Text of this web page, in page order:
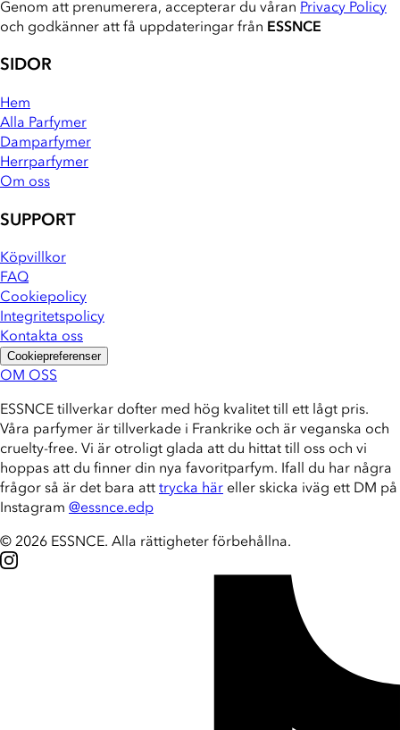
Genom att prenumerera, accepterar du våran Privacy Policy
och godkänner att få uppdateringar från ESSNCE
SIDOR
Hem
Alla Parfymer
Damparfymer
Herrparfymer
Om oss
SUPPORT
Köpvillkor
FAQ
Cookiepolicy
Integritetspolicy
Kontakta oss
Cookiepreferenser
OM OSS
ESSNCE tillverkar dofter med hög kvalitet till ett lågt pris.
Våra parfymer är tillverkade i Frankrike och är veganska och
cruelty-free. Vi är otroligt glada att du hittat till oss och vi
hoppas att du finner din nya favoritparfym. Ifall du har några
frågor så är det bara atttrycka här eller skicka iväg ett DM på
Instagram @essnce.edp
© 2026 ESSNCE. Alla rättigheter förbehållna.